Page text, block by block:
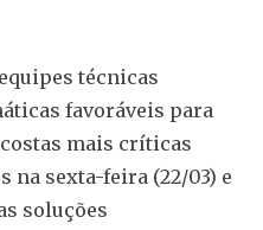
técnicas
favoráveis para
mais críticas
na sexta-feira (22/03) e
soluções